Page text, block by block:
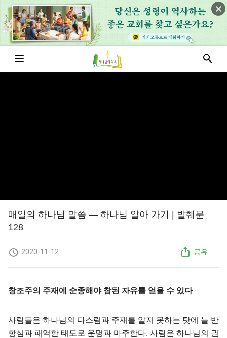
매일의 하나님 말씀 ― 하나님 알아 가기 | 발췌문
128
2020-11-12 공유
창조주의 주재에 순종해야 참된 자유를 얻을 수 있다
사람들은 하나님의 다스림과 주재를 알지 못하는 탓에 늘 반
항심과 패역한 태도로 운명과 마주한다. 사람은 하나님의 권